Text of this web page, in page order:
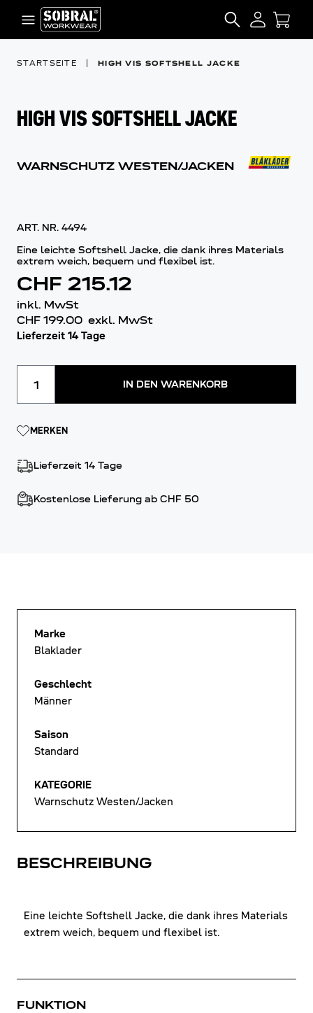
Zum Inhalt springen
SEARCH
STARTSEITE HIGH VIS SOFTSHELL JACKE
HIGH VIS SOFTSHELL JACKE
WARNSCHUTZ WESTEN/JACKEN
ART. NR. 4494
Eine leichte Softshell Jacke, die dank ihres Materials
extrem weich, bequem und flexibel ist.
CHF 215.12
inkl. MwSt
CHF 199.00 exkl. MwSt
Lieferzeit 14 Tage
IN DEN WARENKORB
MERKEN
Lieferzeit 14 Tage
Kostenlose Lieferung ab CHF 50
BESCHREIBUNG
Eine leichte Softshell Jacke, die dank ihres Materials
extrem weich, bequem und flexibel ist.
FUNKTION
Marke
Blaklader
Geschlecht
Männer
Saison
Standard
KATEGORIE
Warnschutz Westen/Jacken